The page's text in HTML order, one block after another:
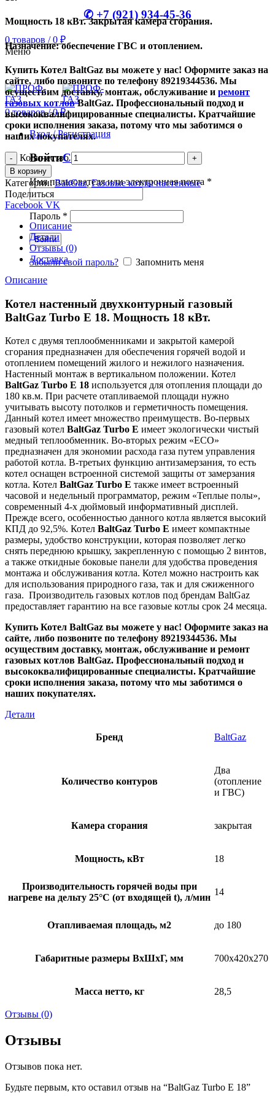
✆ +7 (921) 934-45-36
0товаров / 0 ₽
Меню
0товаров / 0₽
Вход / Регистрация
ВойтиСоздать аккаунт
Имя пользователя или электронная почта *
Пароль *
Войти
Забыли свой пароль? Запомнить меня
Мощность 18 кВт. Закрытая камера сгорания.
Назначение: обеспечение ГВС и отоплением.
Купить Котел BaltGaz вы можете у нас! Оформите заказ на
сайте, либо позвоните по телефону 89219344536. Мы
осуществим доставку, монтаж, обслуживание и ремонт
газовых котловBaltGaz. Профессиональный подход и
высококвалифицированные специалисты. Кратчайшие
сроки исполнения заказа, потому что мы заботимся о
наших покупателях.
Количество
В корзину
Категории:BaltGaz, Газовые котлы настенные
Поделиться
Facebook VK
Описание
Детали
Отзывы (0)
Доставка
Описание
Котел настенный двухконтурный газовый
BaltGaz Turbo E 18. Мощность 18 кВт.
Котел с двумя теплообменниками и закрытой камерой
сгорания предназначен для обеспечения горячей водой и
отоплением помещений жилого и нежилого назначения.
Настенный монтаж в вертикальном положении. Котел
BaltGaz Turbo E 18 используется для отопления площади до
180 кв.м. При расчете отапливаемой площади нужно
учитывать высоту потолков и герметичность помещения.
Данный котел имеет множество преимуществ. Во-первых
газовый котел BaltGaz Turbo E имеет экологически чистый
медный теплообменник. Во-вторых режим «ЕCO»
предназначен для экономии расхода газа путем управления
работой котла. В-третьих функцию антизамерзания, то есть
котел оснащен встроенной системой защиты от замерзания
котла. Котел BaltGaz Turbo E также имеет встроенный
часовой и недельный программатор, режим «Теплые полы»,
современный 4-х дюймовый информативный дисплей.
Прежде всего, особенностью данного котла является высокий
КПД до 92,5%. Котел BaltGaz Turbo E имеет компактные
размеры, удобство конструкции, которая позволяет легко
снять переднюю крышку, закрепленную с помощью 2 винтов,
а также откидные боковые панели для удобства проведения
монтажа и обслуживания котла. Котел можно настроить как
для использования природного газа, так и для сжиженного
газа. Производитель газовых котлов под брендам BaltGaz
предоставляет гарантию на все газовые котлы срок 24 месяца.
Купить Котел BaltGaz вы можете у нас! Оформите заказ на
сайте, либо позвоните по телефону 89219344536. Мы
осуществим доставку, монтаж, обслуживание и ремонт
газовых котлов BaltGaz. Профессиональный подход и
высококвалифицированные специалисты. Кратчайшие
сроки исполнения заказа, потому что мы заботимся о
наших покупателях.
Детали
Бренд BaltGaz
Количество контуров
Два
(отопление
и ГВС)
Камера сгорания закрытая
Мощность, кВт 18
Производительность горячей воды при
нагреве на дельту 25°C (от входящей t), л/мин
14
Отапливаемая площадь, м2 до 180
Габаритные размеры ВхШхГ, мм 700х420х270
Масса нетто, кг 28,5
Отзывы (0)
Отзывы
Отзывов пока нет.
Будьте первым, кто оставил отзыв на “BaltGaz Turbo E 18”